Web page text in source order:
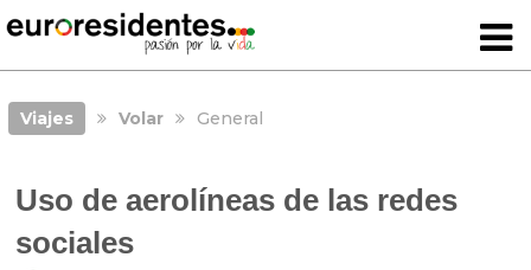
Viajes Volar General
Uso de aerolíneas de las redes
sociales